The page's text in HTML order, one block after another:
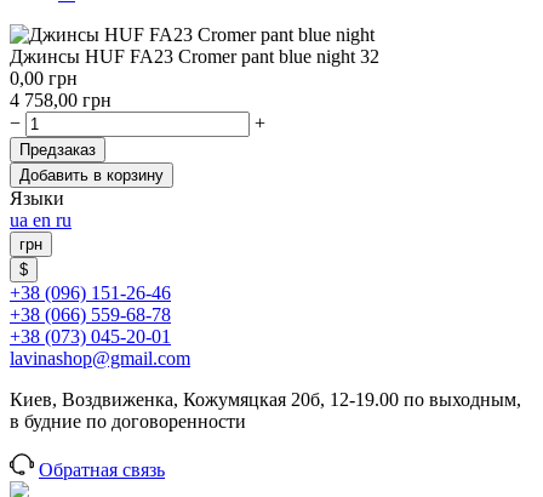
Джинсы HUF FA23 Cromer pant blue night 32
0,00 грн
4 758,00 грн
−
+
Предзаказ
Добавить в корзину
Языки
ua en ru
грн
$
+38 (096) 151-26-46
+38 (066) 559-68-78
+38 (073) 045-20-01
lavinashop@gmail.com
Киев, Воздвиженка, Кожумяцкая 20б, 12-19.00 по выходным,
в будние по договоренности
Обратная связь